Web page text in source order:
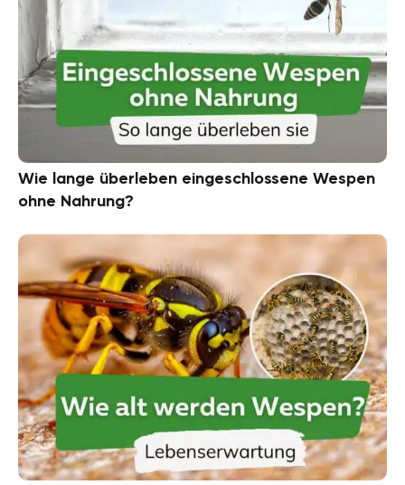
Wie lange überleben eingeschlossene Wespen
ohne Nahrung?